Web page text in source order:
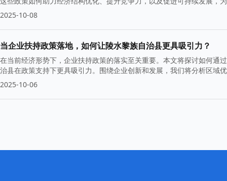
2025-10-08
当企业扶持政策落地，如何让陵水黎族自治县更具吸引力？
在当前经济形势下，企业扶持政策的落实至关重要。本文将探讨如何通
治县在政策支持下更具吸引力。围绕企业创新和发展，我们将分析区域
2025-10-06